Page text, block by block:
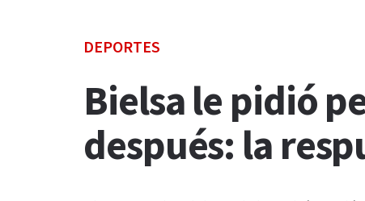
DEPORTES
Bielsa le pidió
después: la